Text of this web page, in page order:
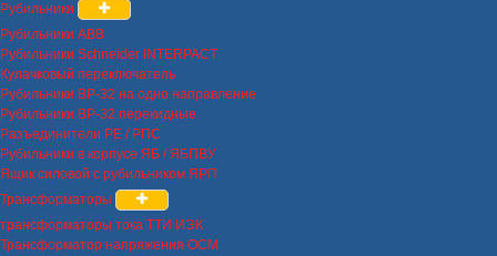
Рубильники
Рубильники ABB
Рубильники Schneider INTERPACT
Кулачковый переключатель
Рубильники ВР-32 на одно направление
Рубильники ВР-32 перекидные
Разъединители РЕ / РПС
Рубильники в корпусе ЯБ / ЯБПВУ
Ящик силовой с рубильником ЯРП
Трансформаторы
трансформаторы тока ТТИ ИЭК
Трансформатор напряжения ОСМ